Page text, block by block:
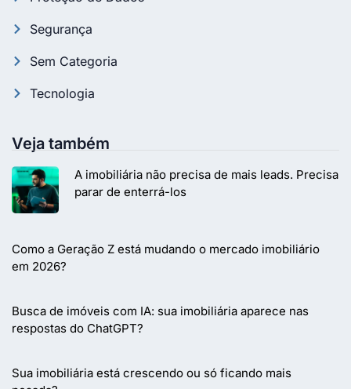
Segurança
Sem Categoria
Tecnologia
Veja também
A imobiliária não precisa de mais leads. Precisa
parar de enterrá-los
Como a Geração Z está mudando o mercado imobiliário
em 2026?
Busca de imóveis com IA: sua imobiliária aparece nas
respostas do ChatGPT?
Sua imobiliária está crescendo ou só ficando mais